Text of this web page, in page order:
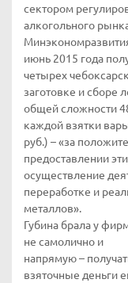
сектором
алкогольного
июнь 2015 года
четырех
заготовке и сборе
общей сложности
каждой взятки
руб.) – «за
предоставлении
осуществление
переработке и
металлов».
Губина брала у
не самолично и
напрямую –
взяточные деньги